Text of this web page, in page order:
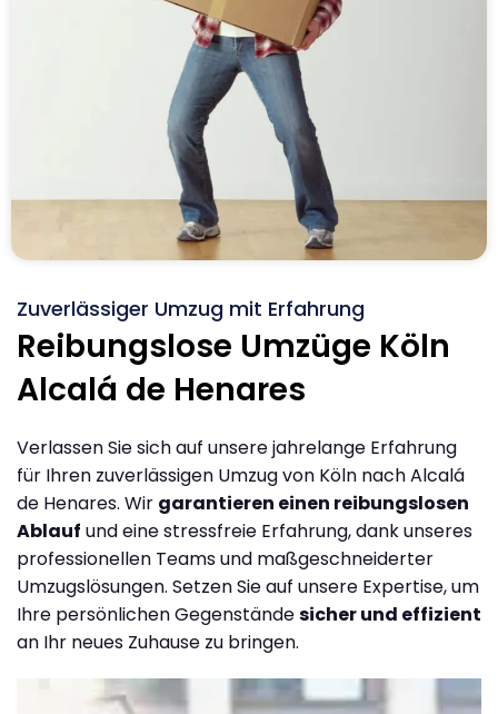
Zuverlässiger Umzug mit Erfahrung
Reibungslose Umzüge Köln
Alcalá de Henares
Verlassen Sie sich auf unsere jahrelange Erfahrung
für Ihren zuverlässigen Umzug von Köln nach Alcalá
de Henares. Wir garantieren einen reibungslosen
Ablauf und eine stressfreie Erfahrung, dank unseres
professionellen Teams und maßgeschneiderter
Umzugslösungen. Setzen Sie auf unsere Expertise, um
Ihre persönlichen Gegenständesicher und effizient
an Ihr neues Zuhause zu bringen.